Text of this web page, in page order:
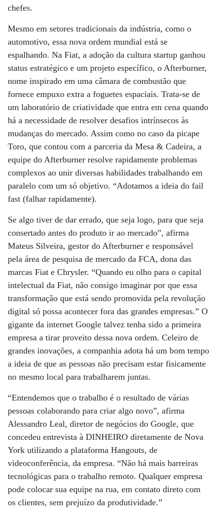
chefes.
Mesmo em setores tradicionais da indústria, como o
automotivo, essa nova ordem mundial está se
espalhando. Na Fiat, a adoção da cultura startup ganhou
status estratégico e um projeto específico, o Afterburner,
nome inspirado em uma câmara de combustão que
fornece empuxo extra a foguetes espaciais. Trata-se de
um laboratório de criatividade que entra em cena quando
há a necessidade de resolver desafios intrínsecos às
mudanças do mercado. Assim como no caso da picape
Toro, que contou com a parceria da Mesa & Cadeira, a
equipe do Afterburner resolve rapidamente problemas
complexos ao unir diversas habilidades trabalhando em
paralelo com um só objetivo. “Adotamos a ideia do fail
fast (falhar rapidamente).
Se algo tiver de dar errado, que seja logo, para que seja
consertado antes do produto ir ao mercado”, afirma
Mateus Silveira, gestor do Afterburner e responsável
pela área de pesquisa de mercado da FCA, dona das
marcas Fiat e Chrysler. “Quando eu olho para o capital
intelectual da Fiat, não consigo imaginar por que essa
transformação que está sendo promovida pela revolução
digital só possa acontecer fora das grandes empresas.” O
gigante da internet Google talvez tenha sido a primeira
empresa a tirar proveito dessa nova ordem. Celeiro de
grandes inovações, a companhia adota há um bom tempo
a ideia de que as pessoas não precisam estar fisicamente
no mesmo local para trabalharem juntas.
“Entendemos que o trabalho é o resultado de várias
pessoas colaborando para criar algo novo”, afirma
Alessandro Leal, diretor de negócios do Google, que
concedeu entrevista à DINHEIRO diretamente de Nova
York utilizando a plataforma Hangouts, de
videoconferência, da empresa. “Não há mais barreiras
tecnológicas para o trabalho remoto. Qualquer empresa
pode colocar sua equipe na rua, em contato direto com
os clientes, sem prejuízo da produtividade.”